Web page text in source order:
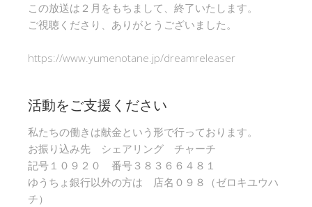
この放送は２月をもちまして、終了いたします。
ご視聴くださり、ありがとうございました。
https://www.yumenotane.jp/dreamreleaser
活動をご支援ください
私たちの働きは献金という形で行っております。
お振り込み先 シェアリング チャーチ
記号１０９２０ 番号３８３６６４８１
ゆうちょ銀行以外の方は 店名０９８（ゼロキユウハ
チ）